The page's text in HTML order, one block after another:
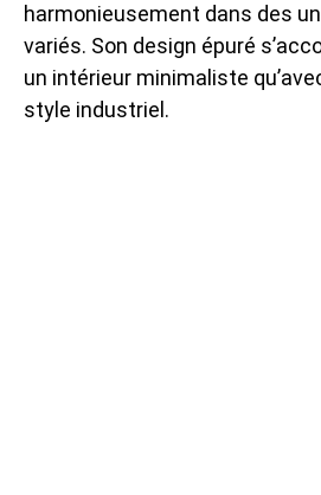
harmonieusement dans des
variés. Son design épuré
un intérieur minimaliste
style industriel.